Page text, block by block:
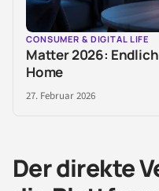
CONSUMER & DIGITAL LIFE
Matter 2026:
Home
27. Februar 2026
Der direkte